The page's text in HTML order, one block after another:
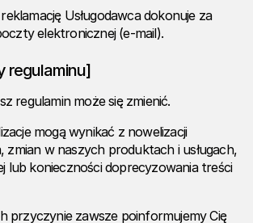
Usługodawca dokonuje za
elektronicznej (e-mail).
regulaminu]
regulamin może się zmienić.
mogą wynikać z nowelizacji
zmian w naszych produktach i usługach,
lub konieczności doprecyzowania treści
przyczynie zawsze poinformujemy Cię